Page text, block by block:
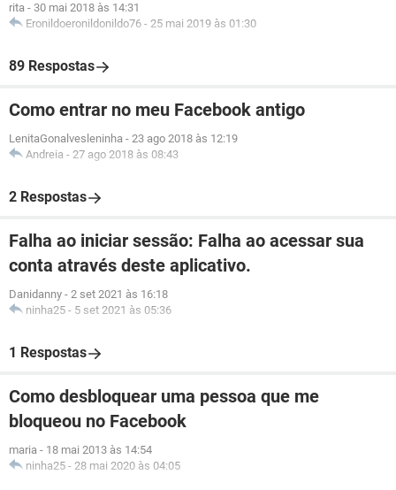
rita - 30 mai 2018 às 14:31
Eronildoeronildonildo76 - 25 mai 2019 às 01:30
89 Respostas
Como entrar no meu Facebook antigo
LenitaGonalvesleninha - 23 ago 2018 às 12:19
Andreia - 27 ago 2018 às 08:43
2 Respostas
Falha ao iniciar sessão: Falha ao acessar sua
conta através deste aplicativo.
Danidanny - 2 set 2021 às 16:18
ninha25 - 5 set 2021 às 05:36
1 Respostas
Como desbloquear uma pessoa que me
bloqueou no Facebook
maria - 18 mai 2013 às 14:54
ninha25 - 28 mai 2020 às 04:05